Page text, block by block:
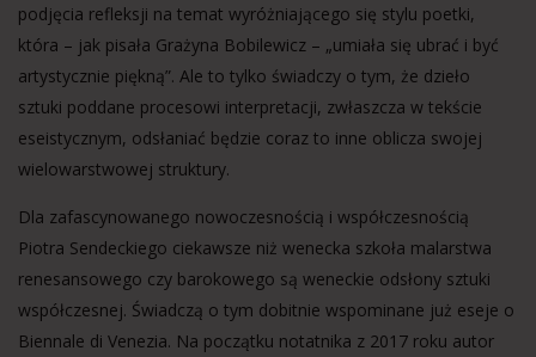
podjęcia refleksji na temat wyróżniającego się stylu poetki,
która – jak pisała Grażyna Bobilewicz – „umiała się ubrać i być
artystycznie piękną”. Ale to tylko świadczy o tym, że dzieło
sztuki poddane procesowi interpretacji, zwłaszcza w tekście
eseistycznym, odsłaniać będzie coraz to inne oblicza swojej
wielowarstwowej struktury.
Dla zafascynowanego nowoczesnością i współczesnością
Piotra Sendeckiego ciekawsze niż wenecka szkoła malarstwa
renesansowego czy barokowego są weneckie odsłony sztuki
współczesnej. Świadczą o tym dobitnie wspominane już eseje o
Biennale di Venezia. Na początku notatnika z 2017 roku autor